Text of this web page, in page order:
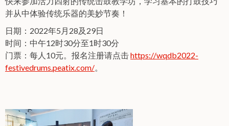
并从中体验传统乐器的美妙节奏！
日期：2022年5月28及29日
时间：中午12时30分至1时30分
门票：每人10元。报名注册请点击https://wqdb2022-
festivedrums.peatix.com/